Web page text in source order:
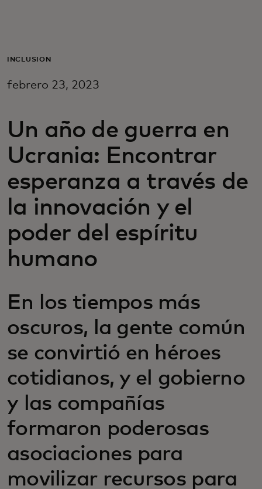
Para empresas
Para innovadores
Noticias y tendencias
INCLUSIÓN
febrero 23, 2023
Un año de guerra en
Ucrania: Encontrar
esperanza a través de
la innovación y el
poder del espíritu
humano
En los tiempos más
oscuros, la gente común
se convirtió en héroes
cotidianos, y el gobierno
y las compañías
formaron poderosas
asociaciones para
movilizar recursos para